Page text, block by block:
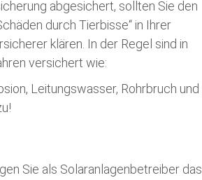
abgesichert, sollten Sie den
durch Tierbisse“ in Ihrer
klären. In der Regel sind in
versichert wie:
Leitungswasser, Rohrbruch und
Sie als Solaranlagenbetreiber das